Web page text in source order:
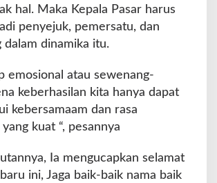
hal. Maka Kepala Pasar harus
penyejuk, pemersatu, dan
dalam dinamika itu.
emosional atau sewenang-
keberhasilan kita hanya dapat
kebersamaam dan rasa
kuat “, pesannya
Ia mengucapkan selamat
ini, Jaga baik-baik nama baik